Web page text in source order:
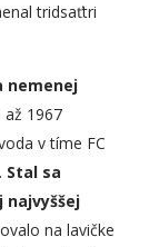
tridsaťtri
nemenej
až 1967
v tíme FC
Stal sa
na lavičke